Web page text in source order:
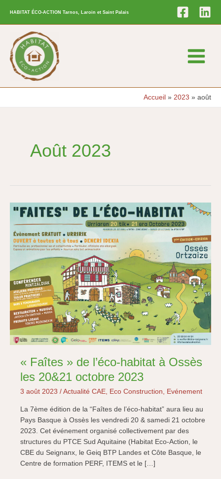
contenu
HABITAT ÉCO-ACTION Tarnos, Laroin et Saint Palais
Main
Accueil 2023 août
Août 2023
« Faîtes » de l’éco-habitat à Ossès
les 20&21 octobre 2023
3 août 2023 / Actualité CAE, Eco Construction Evénement
La 7ème édition de la “Faîtes de l’éco-habitat” aura lieu au
Pays Basque à Ossès les vendredi 20 & samedi 21 octobre
2023. Cet événement organisé collectivement par des
structures du PTCE Sud Aquitaine (Habitat Eco-Action, le
CBE du Seignanx, le Geiq BTP Landes et Côte Basque, le
Centre de formation PERF, ITEMS et le […]